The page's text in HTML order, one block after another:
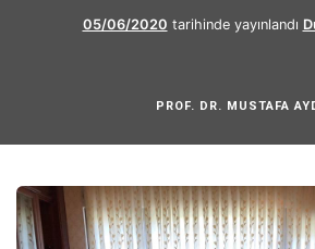
05/06/2020 tarihinde yayınlandı
PROF. DR. MUSTAFA